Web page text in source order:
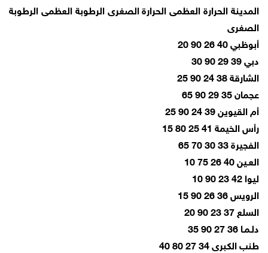
المدينة الحرارة العظمى الحرارة الصغرى الرطوبة العظمى الرطوبة
الصغرى
أبوظبي 40 26 90 20
دبي 39 29 90 30
الشارقة 38 24 90 25
عجمان 35 29 90 65
أم القيوين 39 24 90 25
رأس الخيمة 41 25 80 15
الفجيرة 33 30 70 65
العـين 40 26 75 10
ليوا 42 23 90 10
الرويس 36 26 90 15
السلع 37 23 90 20
دلـمـا 36 27 90 35
طنب الكبرى 34 27 80 40